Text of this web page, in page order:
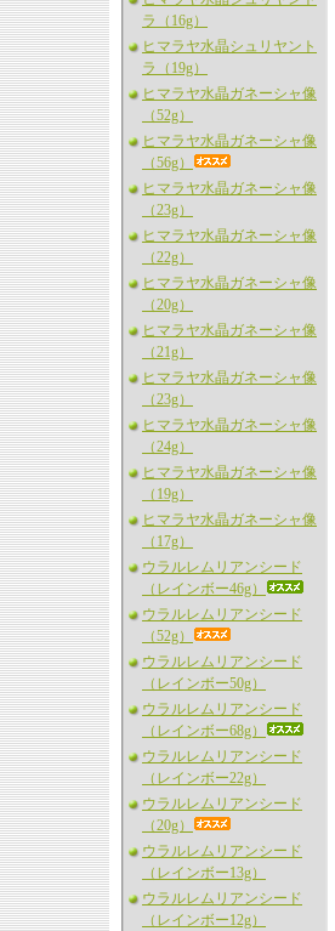
ラ（16g）
ヒマラヤ水晶シュリヤント
ラ（19g）
ヒマラヤ水晶ガネーシャ像
（52g）
ヒマラヤ水晶ガネーシャ像
（56g）
ヒマラヤ水晶ガネーシャ像
（23g）
ヒマラヤ水晶ガネーシャ像
（22g）
ヒマラヤ水晶ガネーシャ像
（20g）
ヒマラヤ水晶ガネーシャ像
（21g）
ヒマラヤ水晶ガネーシャ像
（23g）
ヒマラヤ水晶ガネーシャ像
（24g）
ヒマラヤ水晶ガネーシャ像
（19g）
ヒマラヤ水晶ガネーシャ像
（17g）
ウラルレムリアンシード
（レインボー46g）
ウラルレムリアンシード
（52g）
ウラルレムリアンシード
（レインボー50g）
ウラルレムリアンシード
（レインボー68g）
ウラルレムリアンシード
（レインボー22g）
ウラルレムリアンシード
（20g）
ウラルレムリアンシード
（レインボー13g）
ウラルレムリアンシード
（レインボー12g）